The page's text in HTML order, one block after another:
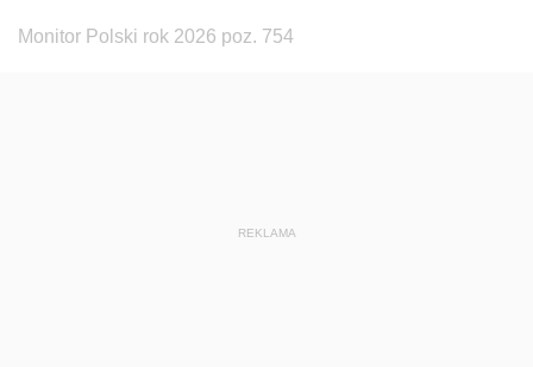
Monitor Polski rok 2026 poz. 754
REKLAMA